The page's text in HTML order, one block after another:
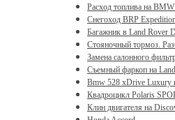
Расход топлива на
Снегоход BRP
Багажник в Land Rover
Стояночный тормоз.
Замена салонного
Съемный фаркоп на
Bmw 528 xDrive Luxury
Квадроцикл Polaris
Клин двигателя на